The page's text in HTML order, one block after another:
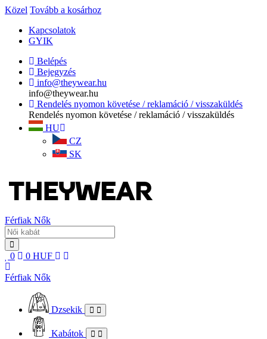
Közel Tovább a kosárhoz
Kapcsolatok
GYIK
Belépés
Bejegyzés
info@theywear.hu
info@theywear.hu
Rendelés nyomon követése / reklamáció / visszaküldés
Rendelés nyomon követése / reklamáció / visszaküldés
HU
CZ
SK
Férfiak Nők
0 0 HUF
Férfiak Nők
Dzsekik
Kabátok